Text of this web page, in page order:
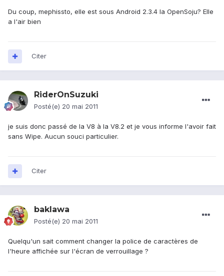
Du coup, mephissto, elle est sous Android 2.3.4 la OpenSoju? Elle
a l'air bien
Citer
RiderOnSuzuki
Posté(e) 20 mai 2011
je suis donc passé de la V8 à la V8.2 et je vous informe l'avoir fait
sans Wipe. Aucun souci particulier.
Citer
baklawa
Posté(e) 20 mai 2011
Quelqu'un sait comment changer la police de caractères de
l'heure affichée sur l'écran de verrouillage ?